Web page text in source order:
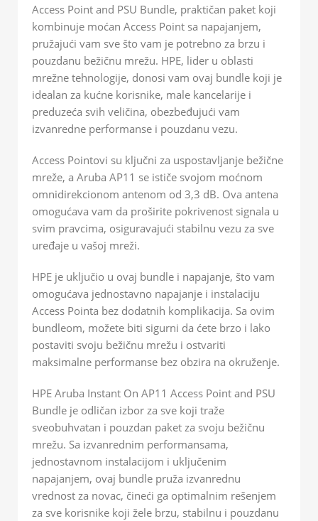
Access Point and PSU Bundle, praktičan paket koji
kombinuje moćan Access Point sa napajanjem,
pružajući vam sve što vam je potrebno za brzu i
pouzdanu bežičnu mrežu. HPE, lider u oblasti
mrežne tehnologije, donosi vam ovaj bundle koji je
idealan za kućne korisnike, male kancelarije i
preduzeća svih veličina, obezbeđujući vam
izvanredne performanse i pouzdanu vezu.
Access Pointovi su ključni za uspostavljanje bežične
mreže, a Aruba AP11 se ističe svojom moćnom
omnidirekcionom antenom od 3,3 dB. Ova antena
omogućava vam da proširite pokrivenost signala u
svim pravcima, osiguravajući stabilnu vezu za sve
uređaje u vašoj mreži.
HPE je uključio u ovaj bundle i napajanje, što vam
omogućava jednostavno napajanje i instalaciju
Access Pointa bez dodatnih komplikacija. Sa ovim
bundleom, možete biti sigurni da ćete brzo i lako
postaviti svoju bežičnu mrežu i ostvariti
maksimalne performanse bez obzira na okruženje.
HPE Aruba Instant On AP11 Access Point and PSU
Bundle je odličan izbor za sve koji traže
sveobuhvatan i pouzdan paket za svoju bežičnu
mrežu. Sa izvanrednim performansama,
jednostavnom instalacijom i uključenim
napajanjem, ovaj bundle pruža izvanrednu
vrednost za novac, čineći ga optimalnim rešenjem
za sve korisnike koji žele brzu, stabilnu i pouzdanu